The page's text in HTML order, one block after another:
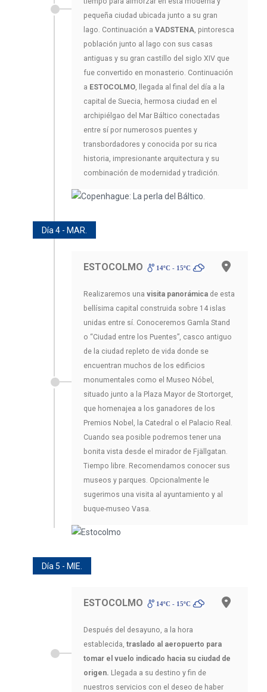
pequeña ciudad ubicada junto a su gran
lago. Continuación a VADSTENA, pintoresca
población junto al lago con sus casas
antiguas y su gran castillo del siglo XIV que
fue convertido en monasterio. Continuación
a ESTOCOLMO, llegada al final del día a la
capital de Suecia, hermosa ciudad en el
archipiélgao del Mar Báltico conectadas
entre sí por numerosos puentes y
transbordadores y conocida por su rica
historia, impresionante arquitectura y su
combinación de modernidad y tradición.
Día 4 - MAR.
ESTOCOLMO 14ºC - 15ºC
Realizaremos una visita panorámica de esta
bellísima capital construida sobre 14 islas
unidas entre sí. Conoceremos Gamla Stand
o “Ciudad entre los Puentes”, casco antiguo
de la ciudad repleto de vida donde se
encuentran muchos de los edificios
monumentales como el Museo Nóbel,
situado junto a la Plaza Mayor de Stortorget,
que homenajea a los ganadores de los
Premios Nobel, la Catedral o el Palacio Real.
Cuando sea posible podremos tener una
bonita vista desde el mirador de Fjällgatan.
Tiempo libre. Recomendamos conocer sus
museos y parques. Opcionalmente le
sugerimos una visita al ayuntamiento y al
buque-museo Vasa.
Día 5 - MIE.
ESTOCOLMO 14ºC - 15ºC
Después del desayuno, a la hora
establecida, traslado al aeropuerto para
tomar el vuelo indicado hacia su ciudad de
origen. Llegada a su destino y fin de
nuestros servicios con el deseo de haber